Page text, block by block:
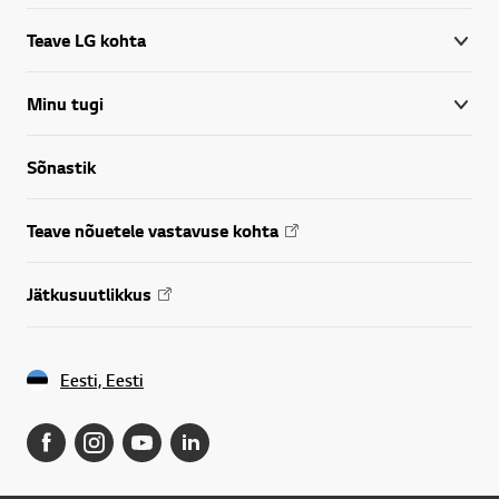
Teave LG kohta
Minu tugi
Sõnastik
Teave nõuetele vastavuse kohta
Jätkusuutlikkus
Eesti, Eesti